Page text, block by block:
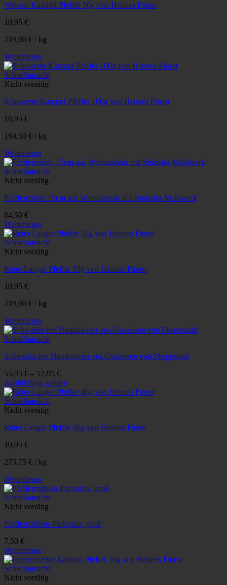
Weisser Kampot Pfeffer 50g von Hennes Finest
10,95 €
219,00 € / kg
Weiterlesen
Schnellansicht
Nicht vorrätig
Schwarzer Kampot Pfeffer 100g von Hennes Finest
16,95 €
169,50 € / kg
Weiterlesen
Schnellansicht
Nicht vorrätig
Pfeffermühle 15cm aus Walnussholz mit Strässler-Mahlwerk
84,50 €
Weiterlesen
Schnellansicht
Nicht vorrätig
Roter Langer Pfeffer 50g von Hennes Finest
10,95 €
219,00 € / kg
Weiterlesen
Schnellansicht
Schwedischer Handmörser aus Gusseisen von Skeppshult
55,95 € – 57,95 €
Ausführung wählen
Dieses
Produkt
weist
Varianten
Die
können
der
Produktseite
gewählt
werden
Schnellansicht
Nicht vorrätig
Roter Langer Pfeffer 40g von Hennes Finest
10,95 €
273,75 € / kg
Weiterlesen
Schnellansicht
Nicht vorrätig
Pfeffermühlen-Parkplatz, groß
7,50 €
Weiterlesen
Schnellansicht
Nicht vorrätig